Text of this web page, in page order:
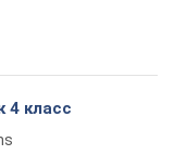
4 класс